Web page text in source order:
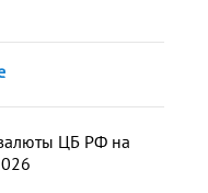
ЦБ РФ на